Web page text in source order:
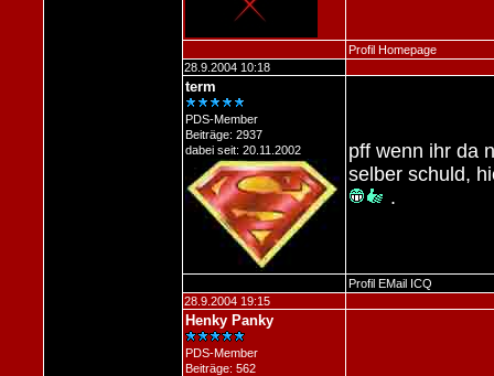
Profil Homepage
28.9.2004 10:18
term
PDS-Member
Beiträge: 2937
dabei seit: 20.11.2002
pff wenn ihr da
selber schuld,
.
Profil EMail ICQ
28.9.2004 19:15
Henky Panky
PDS-Member
Beiträge: 562